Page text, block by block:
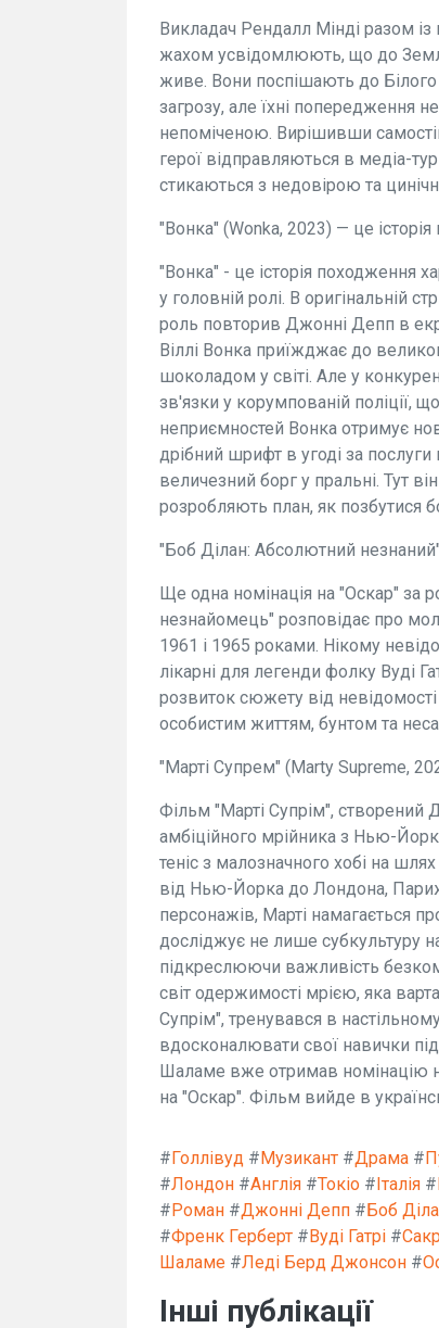
Викладач Рендалл Мінді разом із
жахом усвідомлюють, що до
живе. Вони поспішають до
загрозу, але їхні попередження
непоміченою. Вирішивши
герої відправляються в медіа-
стикаються з недовірою та
"Вонка" (Wonka, 2023) — це історія
"Вонка" - це історія походження
у головній ролі. В оригінальній
роль повторив Джонні Депп в
Віллі Вонка приїжджає до
шоколадом у світі. Але у
зв'язки у корумпованій поліції,
неприємностей Вонка отримує
дрібний шрифт в угоді за
величезний борг у пральні. Тут
розробляють план, як позбутися
"Боб Ділан: Абсолютний
Ще одна номінація на "Оскар" за
незнайомець" розповідає про
1961 і 1965 роками. Нікому
лікарні для легенди фолку Вуді
розвиток сюжету від
особистим життям, бунтом та
"Марті Супрем" (Marty Supreme,
Фільм "Марті Супрім",
амбіційного мрійника з Нью-
теніс з малозначного хобі на
від Нью-Йорка до Лондона,
персонажів, Марті намагається
досліджує не лише субкультуру
підкреслюючи важливість
світ одержимості мрією, яка
Супрім", тренувався в
вдосконалювати свої навички
Шаламе вже отримав номінацію
на "Оскар". Фільм вийде в
#Голлівуд #Музикант #Драма #
#Лондон #Англія #Токіо #Італія #
#Роман #Джонні Депп #Боб
#Френк Герберт #Вуді Гатрі #
Шаламе #Леді Берд Джонсон #
Інші публікації